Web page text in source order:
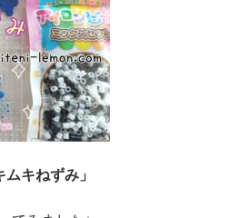
ムキねずみ」